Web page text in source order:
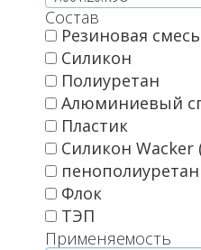
Состав
Резиновая
Силикон
Полиуретан
Алюминиевый
Пластик
Силикон Wacker
пенополиуретан
Флок
ТЭП
Применяемость